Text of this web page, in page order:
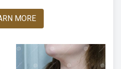
MORE